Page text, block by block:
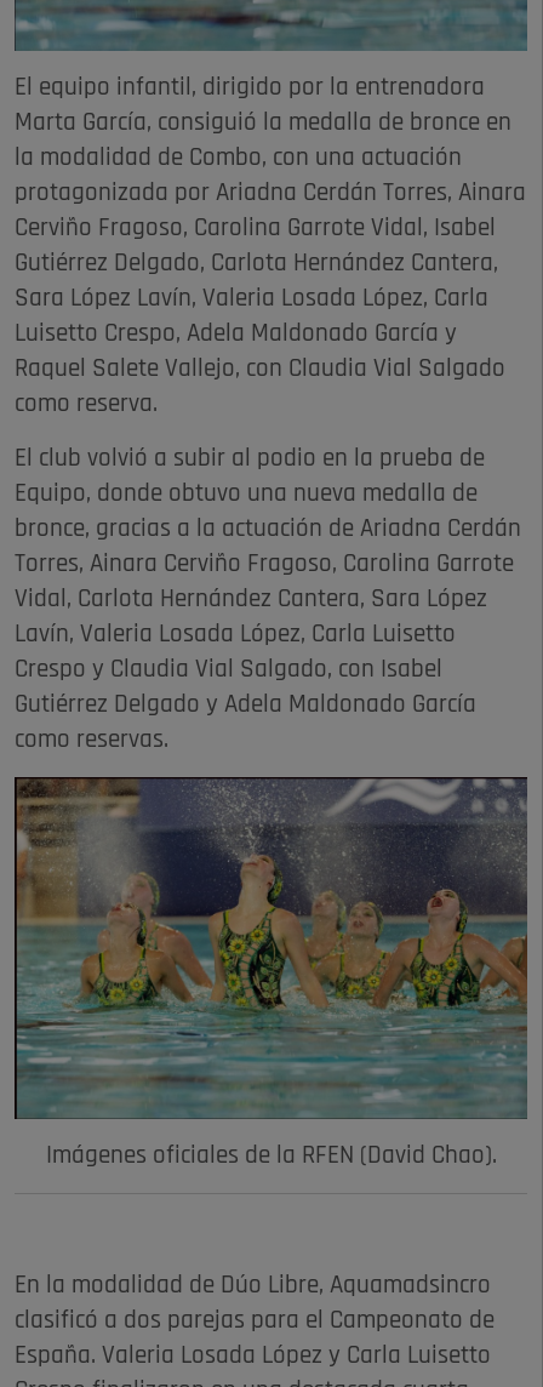
El equipo infantil, dirigido por la entrenadora
Marta García, consiguió la medalla de bronce en
la modalidad de Combo, con una actuación
protagonizada por Ariadna Cerdán Torres, Ainara
Cerviño Fragoso, Carolina Garrote Vidal, Isabel
Gutiérrez Delgado, Carlota Hernández Cantera,
Sara López Lavín, Valeria Losada López, Carla
Luisetto Crespo, Adela Maldonado García y
Raquel Salete Vallejo, con Claudia Vial Salgado
como reserva.
El club volvió a subir al podio en la prueba de
Equipo, donde obtuvo una nueva medalla de
bronce, gracias a la actuación de Ariadna Cerdán
Torres, Ainara Cerviño Fragoso, Carolina Garrote
Vidal, Carlota Hernández Cantera, Sara López
Lavín, Valeria Losada López, Carla Luisetto
Crespo y Claudia Vial Salgado, con Isabel
Gutiérrez Delgado y Adela Maldonado García
como reservas.
Imágenes oficiales de la RFEN (David Chao).
En la modalidad de Dúo Libre, Aquamadsincro
clasificó a dos parejas para el Campeonato de
España. Valeria Losada López y Carla Luisetto